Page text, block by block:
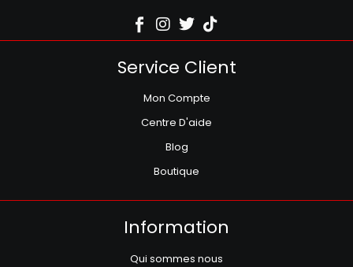
Service Client
Mon Compte
Centre D'aide
Blog
Boutique
Information
Qui sommes nous